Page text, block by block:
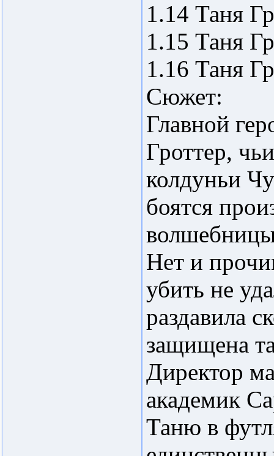
1.14 Таня
1.15 Таня
1.16 Таня
Сюжет:
Главной
Гроттер,
колдуньи
боятся
Нет и
убить не
раздавила
защищена
Директор
академик
Таню в